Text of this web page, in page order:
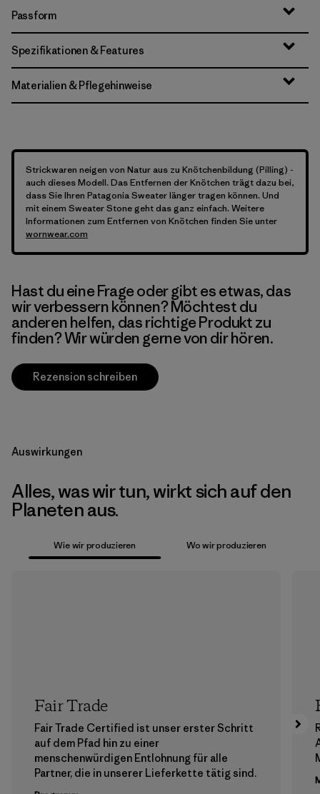
Passform
Spezifikationen & Features
Materialien & Pflegehinweise
Strickwaren neigen von Natur aus zu Knötchenbildung (Pilling) -
auch dieses Modell. Das Entfernen der Knötchen trägt dazu bei,
dass Sie Ihren Patagonia Sweater länger tragen können. Und
mit einem Sweater Stone geht das ganz einfach. Weitere
Informationen zum Entfernen von Knötchen finden Sie unter
wornwear.com
Hast du eine Frage oder gibt es etwas, das
wir verbessern können? Möchtest du
anderen helfen, das richtige Produkt zu
finden? Wir würden gerne von dir hören.
Rezension schreiben
Auswirkungen
Alles, was wir tun, wirkt sich auf den
Planeten aus.
Wie wir produzieren Wo wir produzieren
Fair Trade
Fair Trade Certified ist unser erster Schritt
auf dem Pfad hin zu einer
menschenwürdigen Entlohnung für alle
Partner, die in unserer Lieferkette tätig sind.